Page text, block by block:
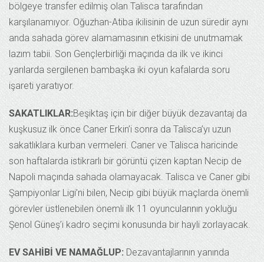
bölgeye transfer edilmiş olan Talisca tarafından
karşılanamıyor. Oğuzhan-Atiba ikilisinin de uzun süredir aynı
anda sahada görev alamamasının etkisini de unutmamak
lazım tabii. Son Gençlerbirliği maçında da ilk ve ikinci
yarılarda sergilenen bambaşka iki oyun kafalarda soru
işareti yaratıyor.
SAKATLIKLAR:Beşiktaş için bir diğer büyük dezavantaj da
kuşkusuz ilk önce Caner Erkin’i sonra da Talisca’yı uzun
sakatlıklara kurban vermeleri. Caner ve Talisca haricinde
son haftalarda istikrarlı bir görüntü çizen kaptan Necip de
Napoli maçında sahada olamayacak. Talisca ve Caner gibi
Şampiyonlar Ligi’ni bilen, Necip gibi büyük maçlarda önemli
görevler üstlenebilen önemli ilk 11 oyuncularının yokluğu
Şenol Güneş’i kadro seçimi konusunda bir hayli zorlayacak.
EV SAHİBİ VE NAMAĞLUP: Dezavantajlarının yanında